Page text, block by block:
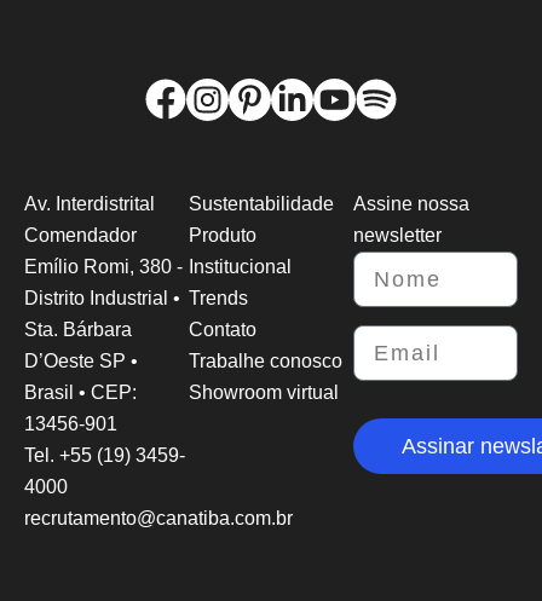
Av. Interdistrital
Comendador
Emílio Romi, 380 -
Distrito Industrial •
Sta. Bárbara
D’Oeste SP •
Brasil • CEP:
13456-901
Tel. +55 (19) 3459-
4000
recrutamento@canatiba.com.br
Sustentabilidade
Produto
Institucional
Trends
Contato
Trabalhe conosco
Showroom virtual
Assine nossa
newsletter
Assinar